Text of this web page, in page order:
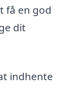
få en god
dit
indhente